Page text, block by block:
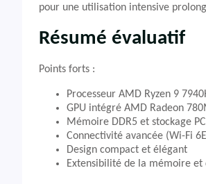
pour une utilisation intensive
Résumé évaluatif
Points forts :
Processeur AMD Ryzen 9
GPU intégré AMD Radeon
Mémoire DDR5 et stockage
Connectivité avancée (Wi-Fi
Design compact et élégant
Extensibilité de la mémoire et